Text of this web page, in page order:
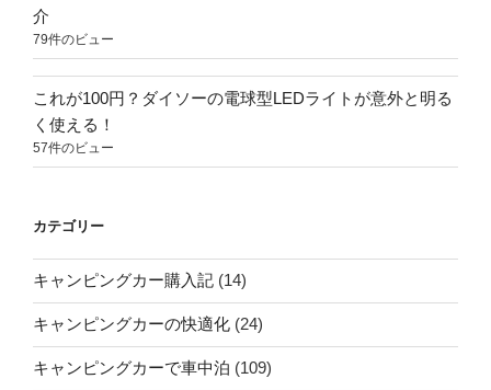
介
79件のビュー
これが100円？ダイソーの電球型LEDライトが意外と明る
く使える！
57件のビュー
カテゴリー
キャンピングカー購入記 (14)
キャンピングカーの快適化 (24)
キャンピングカーで車中泊 (109)